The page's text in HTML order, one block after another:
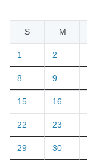
S
M
1 2
8 9
15 16
22 23
29 30